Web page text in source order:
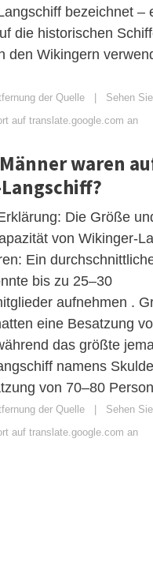
bezeichnet –
die historischen
den Wikingern
der Quelle
Sehen
auf translate.google.com an
waren
Die Größe
von Wikinger-
Ein
bis zu 25–30
aufnehmen .
eine Besatzung
das größte
namens
von 70–80
der Quelle
Sehen
auf translate.google.com an